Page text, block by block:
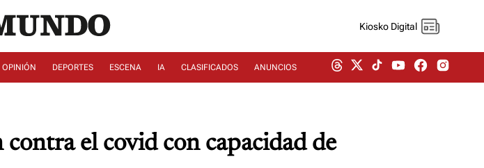
Kiosko Digital
OPINIÓN DEPORTES ESCENA IA CLASIFICADOS ANUNCIOS
el covid con capacidad de